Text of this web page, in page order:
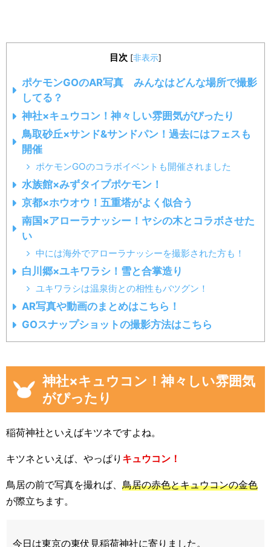
目次 [非表示]
ポケモンGOのAR写真 みんなはどんな場所で撮影
してる？
神社×キュウコン！神々しい雰囲気がぴったり
鳥取砂丘×サンド&サンドパン！過去にはフェスも
開催
ポケモンGOのコラボイベントも開催されました
水族館×みずタイプポケモン！
京都×ホウオウ！五重塔がよく似合う
南国×アローラナッシー！ヤシの木とコラボさせた
い
中には海外でアローラナッシーを撮影された方も！
白川郷×ユキワラシ！雪と合掌造り
ユキワラシは温泉街との相性もバツグン！
AR写真や動画のまとめはこちら！
GOスナップショットの撮影方法はこちら
神社×キュウコン！神々しい雰囲気
がぴったり
稲荷神社といえばキツネですよね。
キツネといえば、やっぱり キュウコン！
鳥居の前で写真を撮れば、 鳥居の赤色とキュウコンの金色
が際立ちます。
今日は東京の東伏見稲荷神社に寄りました。